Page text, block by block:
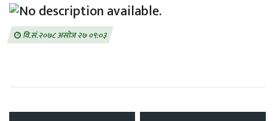
वि.सं.२०७८ असोज २७ ०९:०३